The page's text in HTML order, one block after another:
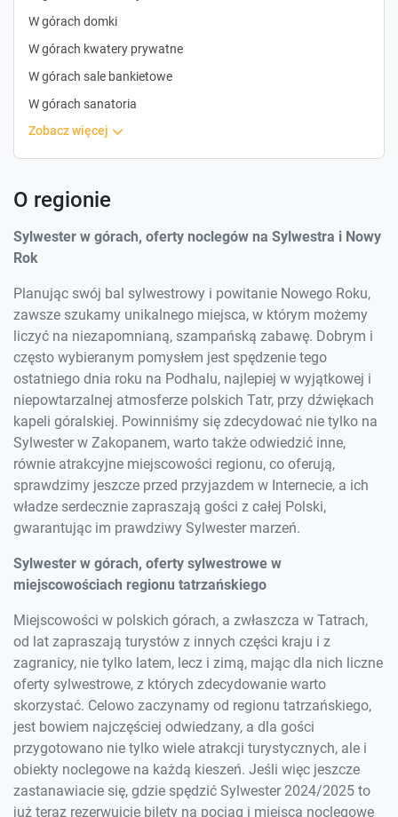
W górach domki
W górach kwatery prywatne
W górach sale bankietowe
W górach sanatoria
zobacz więcej
O regionie
Sylwester w górach, oferty noclegów na Sylwestra i Nowy
Rok
Planując swój bal sylwestrowy i powitanie Nowego Roku,
zawsze szukamy unikalnego miejsca, w którym możemy
liczyć na niezapomnianą, szampańską zabawę. Dobrym i
często wybieranym pomysłem jest spędzenie tego
ostatniego dnia roku na Podhalu, najlepiej w wyjątkowej i
niepowtarzalnej atmosferze polskich Tatr, przy dźwiękach
kapeli góralskiej. Powinniśmy się zdecydować nie tylko na
Sylwester w Zakopanem, warto także odwiedzić inne,
równie atrakcyjne miejscowości regionu, co oferują,
sprawdzimy jeszcze przed przyjazdem w Internecie, a ich
władze serdecznie zapraszają gości z całej Polski,
gwarantując im prawdziwy Sylwester marzeń.
Sylwester w górach, oferty sylwestrowe w
miejscowościach regionu tatrzańskiego
Miejscowości w polskich górach, a zwłaszcza w Tatrach,
od lat zapraszają turystów z innych części kraju i z
zagranicy, nie tylko latem, lecz i zimą, mając dla nich liczne
oferty sylwestrowe, z których zdecydowanie warto
skorzystać. Celowo zaczynamy od regionu tatrzańskiego,
jest bowiem najczęściej odwiedzany, a dla gości
przygotowano nie tylko wiele atrakcji turystycznych, ale i
obiekty noclegowe na każdą kieszeń. Jeśli więc jeszcze
zastanawiacie się, gdzie spędzić Sylwester 2024/2025 to
już teraz rezerwujcie bilety na pociąg i miejsca noclegowe